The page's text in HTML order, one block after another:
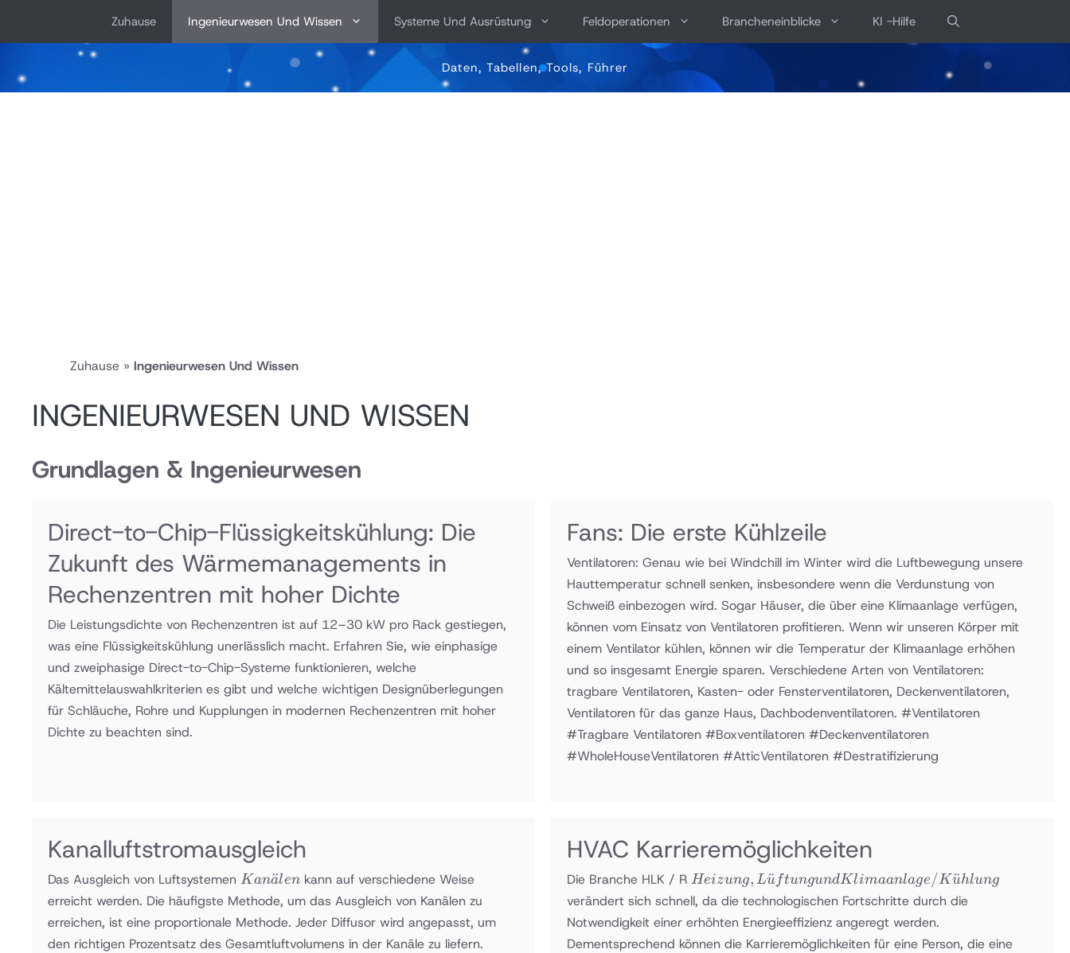
Zuhause Ingenieurwesen Und Wissen Systeme Und Ausrüstung Feldoperationen Brancheneinblicke KI -Hilfe
Daten, Tabellen, Tools, Führer
Zuhause » Ingenieurwesen Und Wissen
INGENIEURWESEN UND WISSEN
Grundlagen & Ingenieurwesen
Direct-to-Chip-Flüssigkeitskühlung: Die
Zukunft des Wärmemanagements in
Rechenzentren mit hoher Dichte
Die Leistungsdichte von Rechenzentren ist auf 12–30 kW pro Rack gestiegen,
was eine Flüssigkeitskühlung unerlässlich macht. Erfahren Sie, wie einphasige
und zweiphasige Direct-to-Chip-Systeme funktionieren, welche
Kältemittelauswahlkriterien es gibt und welche wichtigen Designüberlegungen
für Schläuche, Rohre und Kupplungen in modernen Rechenzentren mit hoher
Dichte zu beachten sind.
Fans: Die erste Kühlzeile
Ventilatoren: Genau wie bei Windchill im Winter wird die Luftbewegung unsere
Hauttemperatur schnell senken, insbesondere wenn die Verdunstung von
Schweiß einbezogen wird. Sogar Häuser, die über eine Klimaanlage verfügen,
können vom Einsatz von Ventilatoren profitieren. Wenn wir unseren Körper mit
einem Ventilator kühlen, können wir die Temperatur der Klimaanlage erhöhen
und so insgesamt Energie sparen. Verschiedene Arten von Ventilatoren:
tragbare Ventilatoren, Kasten- oder Fensterventilatoren, Deckenventilatoren,
Ventilatoren für das ganze Haus, Dachbodenventilatoren. #Ventilatoren
#Tragbare Ventilatoren #Boxventilatoren #Deckenventilatoren
#WholeHouseVentilatoren #AtticVentilatoren #Destratifizierung
Kanalluftstromausgleich
Das Ausgleich von Luftsystemen Kanälen
Kana
¨lenkann auf verschiedene Weise
erreicht werden. Die häufigste Methode, um das Ausgleich von Kanälen zu
erreichen, ist eine proportionale Methode. Jeder Diffusor wird angepasst, um
den richtigen Prozentsatz des Gesamtluftvolumens in der Kanäle zu liefern.
HVAC Karrieremöglichkeiten
Die Branche HLK / R Heizung,
Lüftung und
Klimaanlage
/ Kühlung
Heizung, Lu
¨ftungundKlimaanlage/Ku
¨hlung
verändert sich schnell, da die technologischen Fortschritte durch die
Notwendigkeit einer erhöhten Energieeffizienz angeregt werden.
Dementsprechend können die Karrieremöglichkeiten für eine Person, die eine